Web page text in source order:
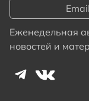
Еженедельная
новостей и